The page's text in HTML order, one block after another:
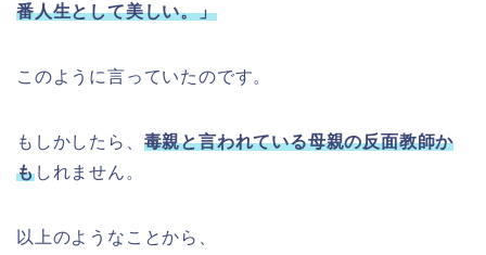
番人生として美しい。」
このように言っていたのです。
もしかしたら、 毒親と言われている母親の反面教師か
もしれません。
以上のようなことから、